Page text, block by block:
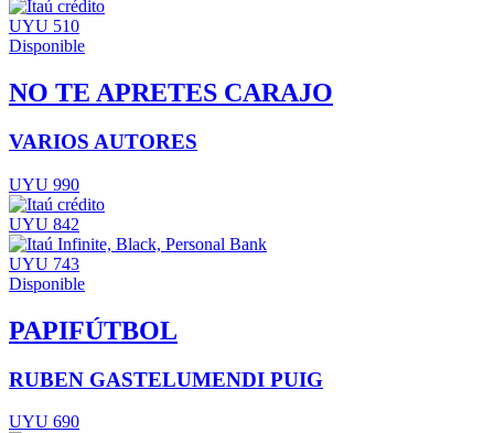
UYU 510
Disponible
NO TE APRETES CARAJO
VARIOS AUTORES
UYU 990
UYU 842
UYU 743
Disponible
PAPIFÚTBOL
RUBEN GASTELUMENDI PUIG
UYU 690